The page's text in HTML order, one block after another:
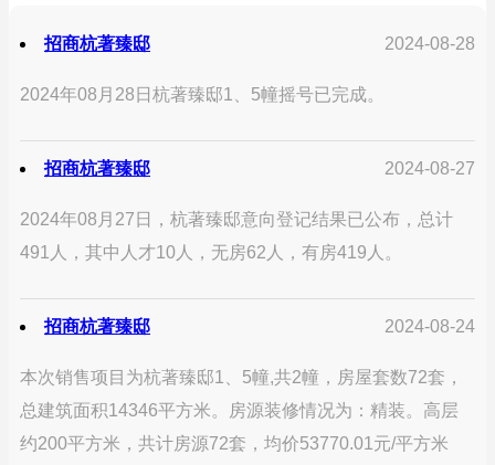
招商杭著臻邸 2024-08-28
2024年08月28日杭著臻邸1、5幢摇号已完成。
招商杭著臻邸 2024-08-27
2024年08月27日，杭著臻邸意向登记结果已公布，总计
491人，其中人才10人，无房62人，有房419人。
招商杭著臻邸 2024-08-24
本次销售项目为杭著臻邸1、5幢,共2幢，房屋套数72套，
总建筑面积14346平方米。房源装修情况为：精装。高层
约200平方米，共计房源72套，均价53770.01元/平方米